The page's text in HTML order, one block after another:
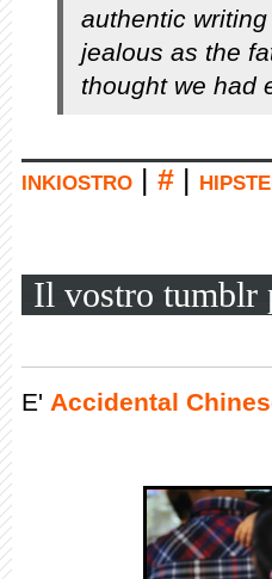
authentic
jealous as the
thought we had
inkiostro #
Il vostro tumblr
E' Accidental